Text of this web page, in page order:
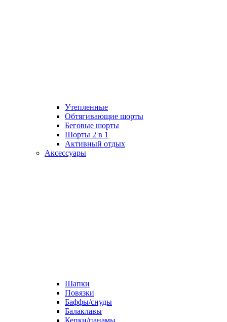
Утепленные
Обтягивающие шорты
Беговые шорты
Шорты 2 в 1
Активный отдых
Аксессуары
Шапки
Повязки
Баффы/снуды
Балаклавы
Кепки/панамы